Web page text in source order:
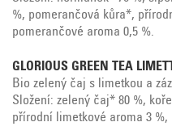
%, pomerančová kůra*,
pomerančové aroma 0,5 %.
GLORIOUS GREEN TEA
Bio zelený čaj s limetkou a
Složení: zelený čaj* 80 %,
přírodní limetkové aroma 3